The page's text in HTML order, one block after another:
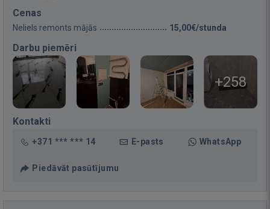
Cenas
Neliels remonts mājās 15,00€/stunda
Darbu piemēri
+258
Kontakti
+371 *** *** 14 E-pasts WhatsApp
Piedāvāt pasūtījumu